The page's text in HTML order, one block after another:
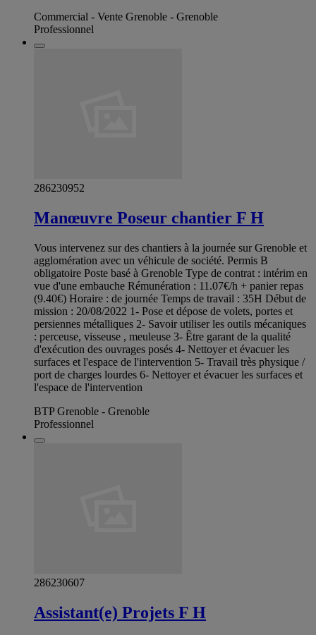
Commercial - Vente Grenoble - Grenoble
Professionnel
286230952
Manœuvre Poseur chantier F H
Vous intervenez sur des chantiers à la journée sur Grenoble et
agglomération avec un véhicule de société. Permis B
obligatoire Poste basé à Grenoble Type de contrat : intérim en
vue d'une embauche Rémunération : 11.07€/h + panier repas
(9.40€) Horaire : de journée Temps de travail : 35H Début de
mission : 20/08/2022 1- Pose et dépose de volets, portes et
persiennes métalliques 2- Savoir utiliser les outils mécaniques
: perceuse, visseuse , meuleuse 3- Être garant de la qualité
d'exécution des ouvrages posés 4- Nettoyer et évacuer les
surfaces et l'espace de l'intervention 5- Travail très physique /
port de charges lourdes 6- Nettoyer et évacuer les surfaces et
l'espace de l'intervention
BTP Grenoble - Grenoble
Professionnel
286230607
Assistant(e) Projets F H